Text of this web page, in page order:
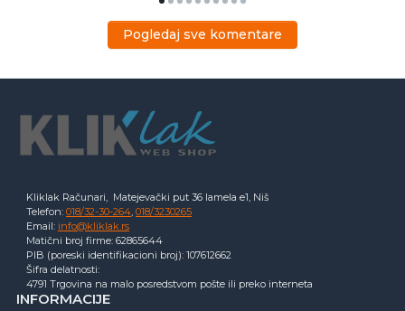
Pogledaj sve komentare
Kliklak Računari, Matejevački put 36 lamela e1, Niš
Telefon: 018/32-30-264, 018/3230265
Email: info@kliklak.rs
Matični broj firme: 62865644
PIB (poreski identifikacioni broj): 107612662
Šifra delatnosti:
4791 Trgovina na malo posredstvom pošte ili preko interneta
INFORMACIJE